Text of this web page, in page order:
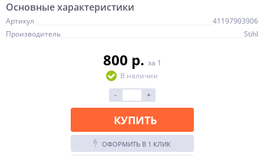
Основные характеристики
Артикул
41197903906
Производитель
Stihl
800 p. за 1
В наличии
-
+
КУПИТЬ
ОФОРМИТЬ В 1 КЛИК